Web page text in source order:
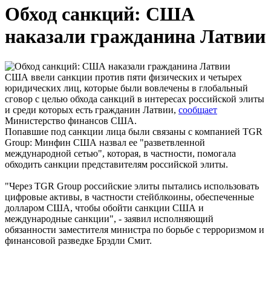
Обход санкций: США
наказали гражданина Латвии
США ввели санкции против пяти физических и четырех
юридических лиц, которые были вовлечены в глобальный
сговор с целью обхода санкций в интересах российской элиты
и среди которых есть гражданин Латвии, сообщает
Министерство финансов США.
Попавшие под санкции лица были связаны с компанией TGR
Group: Минфин США назвал ее "разветвленной
международной сетью", которая, в частности, помогала
обходить санкции представителям российской элиты.
"Через TGR Group российские элиты пытались использовать
цифровые активы, в частности стейблкоины, обеспеченные
долларом США, чтобы обойти санкции США и
международные санкции", - заявил исполняющий
обязанности заместителя министра по борьбе с терроризмом и
финансовой разведке Брэдли Смит.